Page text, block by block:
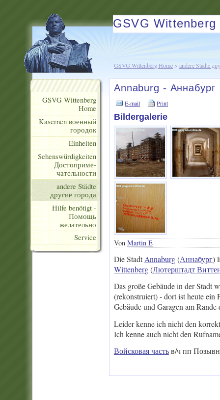
GSVG
GSVG Wittenberg Home > andere Städte
GSVG Wittenberg
Home
Kasernen военный
городок
Einheiten
Sehenswürdigkeiten
Достоприме-
чательности
andere Städte
другие города
Hilfe benötigt -
Помощь
желательно
Service
Annaburg - Аннабург
E-mail Print
Bildergalerie
Von Martin E
Die Stadt Annaburg(Аннабург)
Wittenberg(Лютерштадт
Das große Gebäude in der Stadt
(rekonstruiert) - dort ist heute ein
Gebäude und Garagen am
Leider kenne ich nicht den
Ich kenne auch nicht den
Войсковая частьв/ч пп